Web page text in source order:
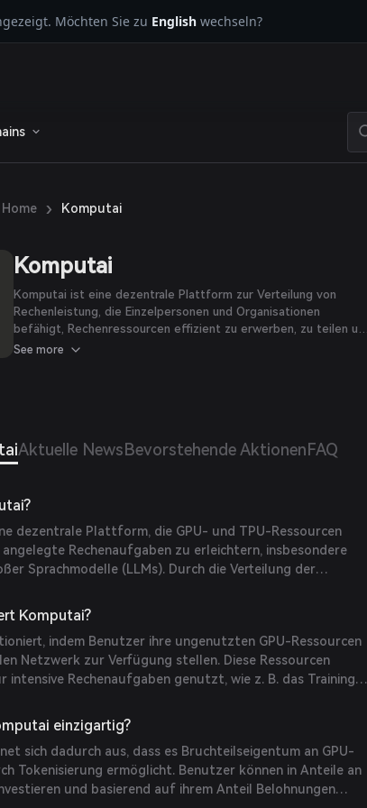
Möchten Sie zu English wechseln?
› Komputai
Komputai
Komputai ist eine dezentrale Plattform zur Verteilung von
Rechenleistung, die Einzelpersonen und Organisationen
befähigt, Rechenressourcen effizient zu erwerben, zu teilen und
zu monetarisieren, indem die GPU-Leistung eines dezentralen
See more
Aktuelle News Bevorstehende Aktionen FAQ
dezentrale Plattform, die GPU- und TPU-Ressourcen
Rechenaufgaben zu erleichtern, insbesondere
Sprachmodelle (LLMs). Durch die Verteilung der
ein Netzwerk von Knoten möchte Komputai
zugänglicher und kosteneffizienter machen.
Komputai?
indem Benutzer ihre ungenutzten GPU-Ressourcen
Netzwerk zur Verfügung stellen. Diese Ressourcen
intensive Rechenaufgaben genutzt, wie z. B. das Training
werden für ihre Beiträge mit KAI-Token belohnt,
Ökosystem für gemeinsam genutzte
entsteht.
einzigartig?
sich dadurch aus, dass es Bruchteilseigentum an GPU-
Tokenisierung ermöglicht. Benutzer können in Anteile an
und basierend auf ihrem Anteil Belohnungen